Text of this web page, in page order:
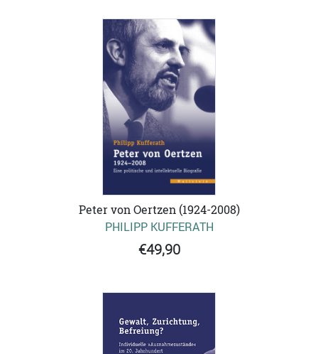
Peter von Oertzen (1924-2008)
PHILIPP KUFFERATH
€49,90